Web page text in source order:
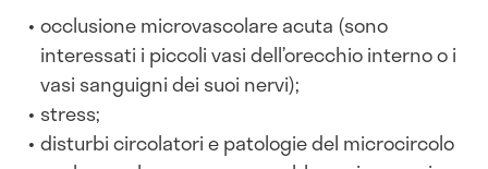
occlusione microvascolare acuta (sono
interessati i piccoli vasi dell’orecchio interno o i
vasi sanguigni dei suoi nervi);
stress;
disturbi circolatori e patologie del microcircolo